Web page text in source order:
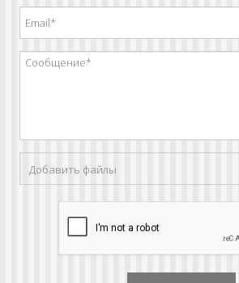
Добавить файлы